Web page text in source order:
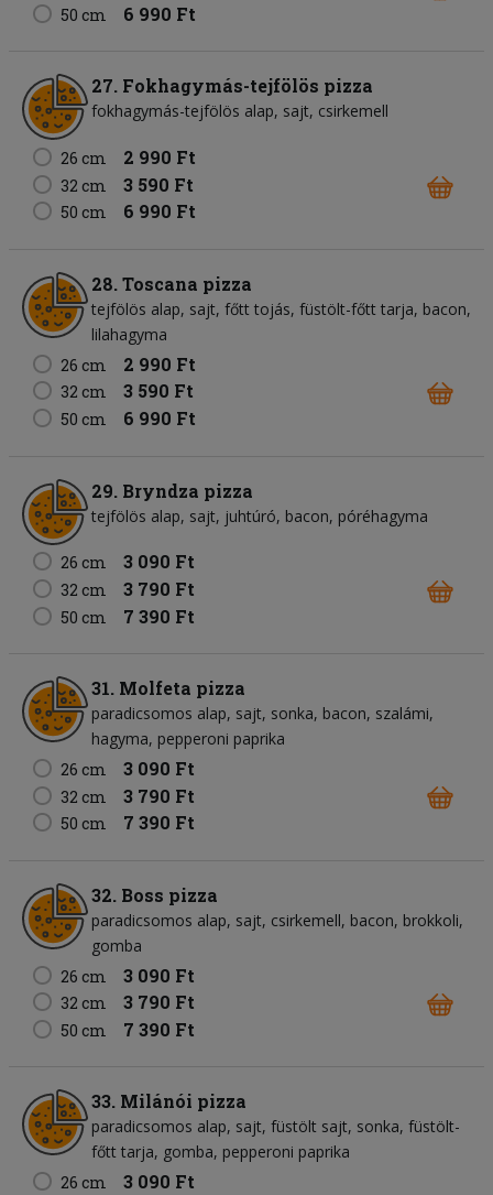
50 cm 6 990 Ft
27. Fokhagymás-tejfölös pizza
fokhagymás-tejfölös alap sajt csirkemell
26 cm 2 990 Ft
32 cm 3 590 Ft
50 cm 6 990 Ft
28. Toscana pizza
tejfölös alap sajt főtt tojás füstölt-főtt tarja bacon
lilahagyma
26 cm
2 990 Ft
32 cm 3 590 Ft
50 cm 6 990 Ft
29. Bryndza pizza
tejfölös alap sajt juhtúró bacon póréhagyma
26 cm 3 090 Ft
32 cm 3 790 Ft
50 cm 7 390 Ft
31. Molfeta pizza
paradicsomos alap sajt sonka bacon szalámi
hagyma pepperoni paprika
26 cm
3 090 Ft
32 cm 3 790 Ft
50 cm 7 390 Ft
32. Boss pizza
paradicsomos alap sajt csirkemell bacon brokkoli
gomba
26 cm
3 090 Ft
32 cm 3 790 Ft
50 cm 7 390 Ft
33. Milánói pizza
paradicsomos alap sajt füstölt sajt sonka füstölt-
főtt tarja gomba pepperoni paprika
26 cm
3 090 Ft